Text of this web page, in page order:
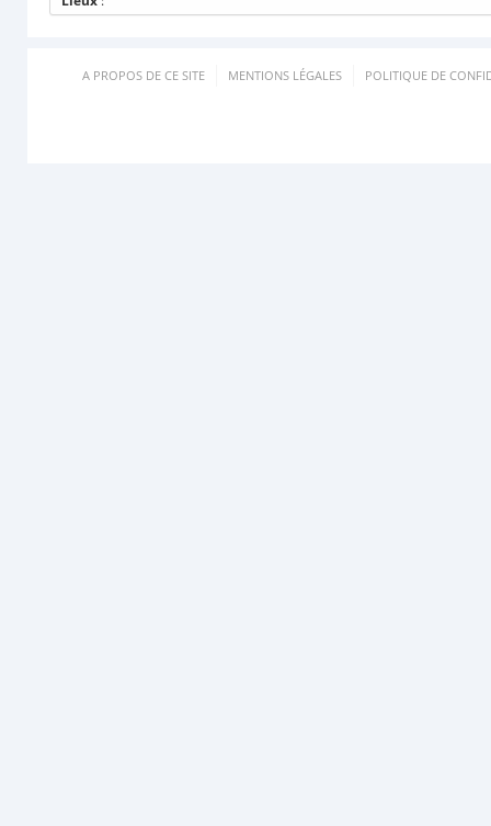
A PROPOS DE CE SITE MENTIONS LÉGALES POLITIQUE DE